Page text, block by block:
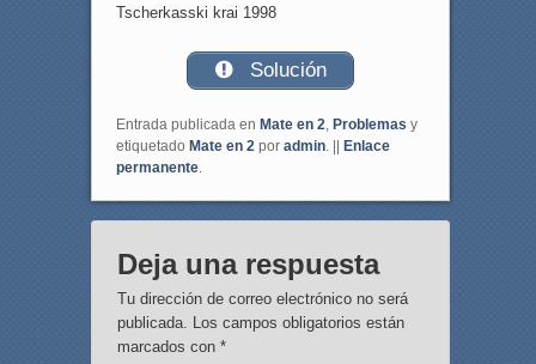
Tscherkasski krai 1998
Solución
Entrada publicada en Mate en 2, Problemas y
etiquetado Mate en 2por admin. ||
Enlace
permanente.
Deja una respuesta
Tu dirección de correo electrónico no será
publicada. Los campos obligatorios están
marcados con *